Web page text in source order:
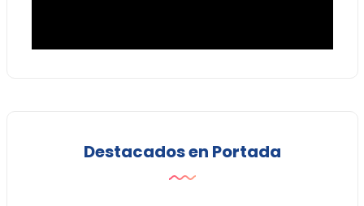
Destacados en Portada